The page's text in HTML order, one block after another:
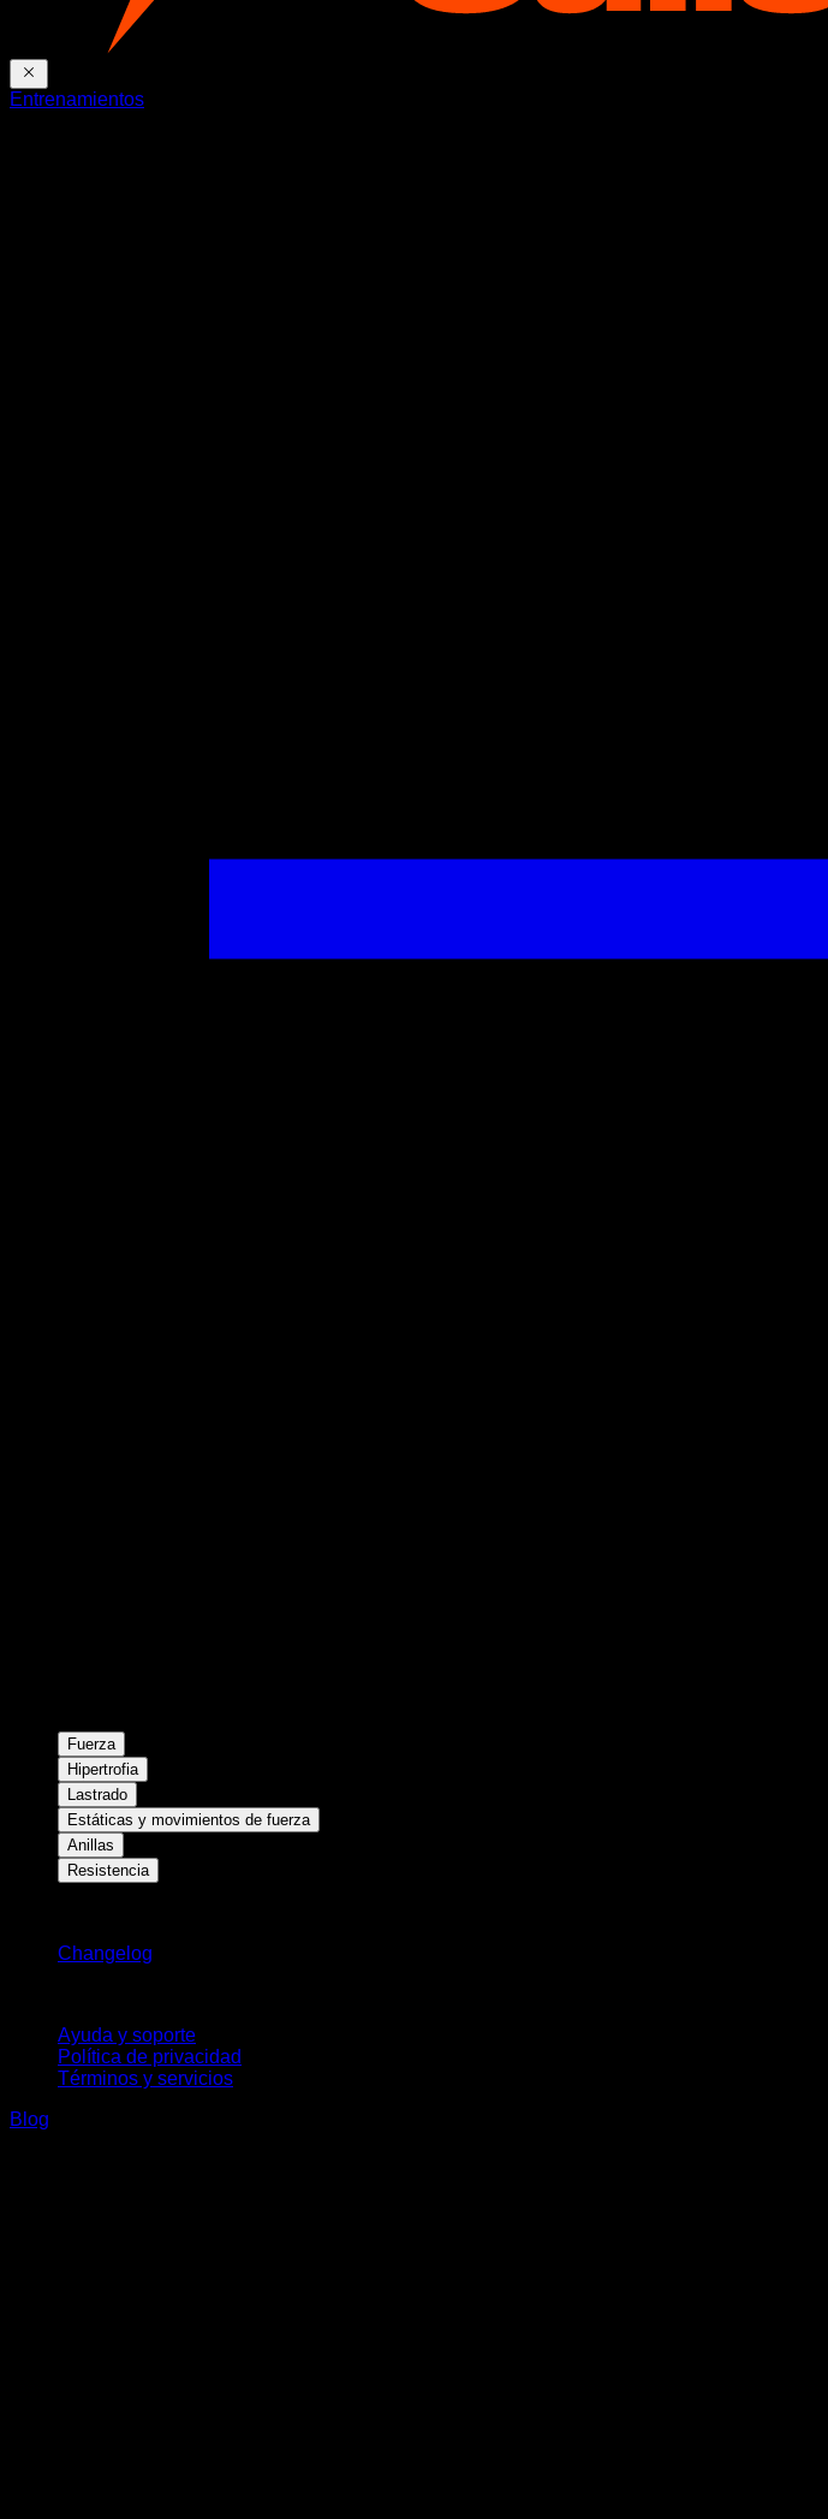
Entrenamientos
Fuerza
Hipertrofia
Lastrado
Estáticas y movimientos de fuerza
Anillas
Resistencia
Changelog
Ayuda y soporte
Política de privacidad
Términos y servicios
Blog